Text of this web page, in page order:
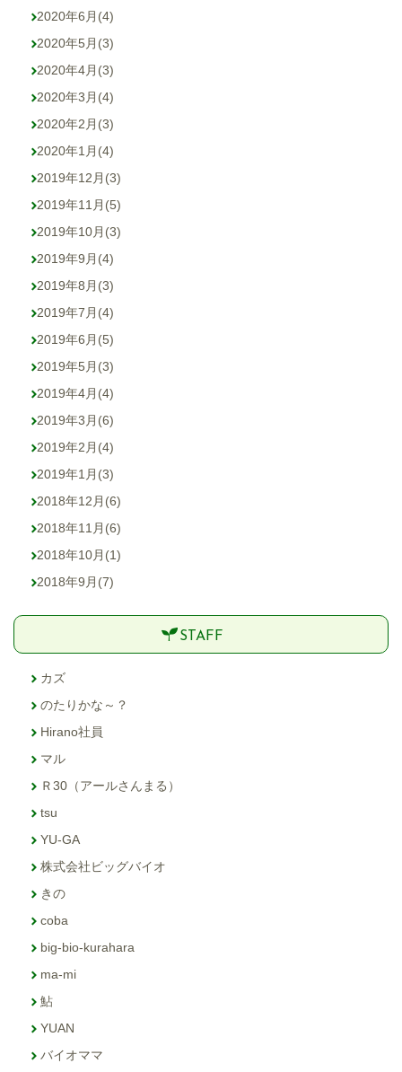
2020年6月 (4)
2020年5月 (3)
2020年4月 (3)
2020年3月 (4)
2020年2月 (3)
2020年1月 (4)
2019年12月 (3)
2019年11月 (5)
2019年10月 (3)
2019年9月 (4)
2019年8月 (3)
2019年7月 (4)
2019年6月 (5)
2019年5月 (3)
2019年4月 (4)
2019年3月 (6)
2019年2月 (4)
2019年1月 (3)
2018年12月 (6)
2018年11月 (6)
2018年10月 (1)
2018年9月 (7)
STAFF
カズ
のたりかな～？
Hirano社員
マル
Ｒ30（アールさんまる）
tsu
YU-GA
株式会社ビッグバイオ
きの
coba
big-bio-kurahara
ma-mi
鮎
YUAN
バイオママ